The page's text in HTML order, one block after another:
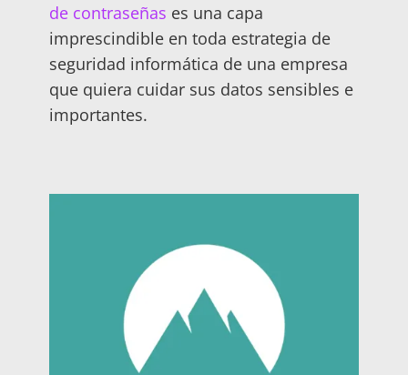
de contraseñas es una capa
imprescindible en toda estrategia de
seguridad informática de una empresa
que quiera cuidar sus datos sensibles e
importantes.